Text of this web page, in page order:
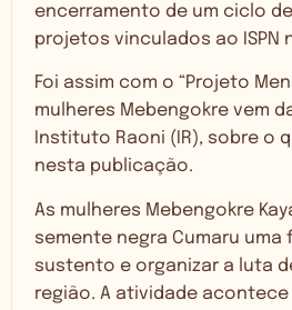
encerramento de um ciclo
projetos vinculados ao ISPN
Foi assim com o “Projeto
mulheres Mebengokre vem
Instituto Raoni (IR), sobre o
nesta publicação.
As mulheres Mebengokre
semente negra Cumaru uma
sustento e organizar a luta
região. A atividade acontece